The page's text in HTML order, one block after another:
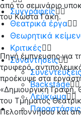
Συγγραφείς
Θεατρικά έργα
Θεωρητικά
Κριτικές
Συναντήσεις
Backstage
Λεύκωμα
Παραστάσεις
από το σεμινάριο
του Κώστα Γάκη.
Πηγή έμπνευσης για
τρυφερό,
προέκυψε στα
«Δημιουργική Γραφή,
του Τμήματος
Πελοποννήσου και